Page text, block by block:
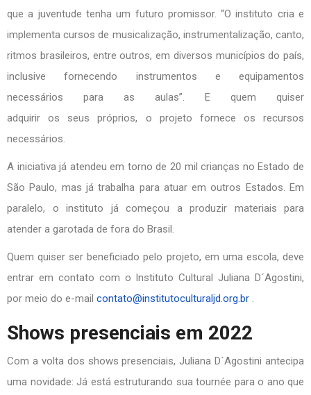
que a juventude tenha um futuro promissor. “O instituto cria e
implementa cursos de musicalização, instrumentalização, canto,
ritmos brasileiros, entre outros, em diversos municípios do país,
inclusive fornecendo instrumentos e equipamentos
necessários para as aulas”. E quem quiser
adquirir os seus próprios, o projeto fornece os recursos
necessários.
A iniciativa já atendeu em torno de 20 mil crianças no Estado de
São Paulo, mas já trabalha para atuar em outros Estados. Em
paralelo, o instituto já começou a produzir materiais para
atender a garotada de fora do Brasil.
Quem quiser ser beneficiado pelo projeto, em uma escola, deve
entrar em contato com o Instituto Cultural Juliana D´Agostini,
por meio do e-mail contato@institutoculturaljd.org.br .
Shows presenciais em 2022
Com a volta dos shows presenciais, Juliana D´Agostini antecipa
uma novidade: Já está estruturando sua tournée para o ano que